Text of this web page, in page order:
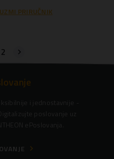
PRIRUČNIK
2
i jednostavnije -
poslovanje uz
ePoslovanja.